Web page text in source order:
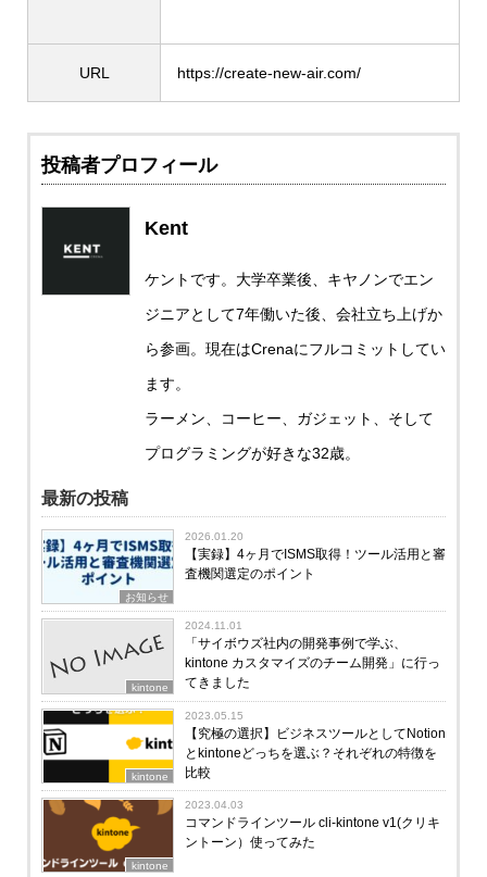
URL https://create-new-air.com/
投稿者プロフィール
Kent
ケントです。大学卒業後、キヤノンでエン
ジニアとして7年働いた後、会社立ち上げか
ら参画。現在はCrenaにフルコミットしてい
ます。
ラーメン、コーヒー、ガジェット、そして
プログラミングが好きな32歳。
最新の投稿
お知らせ
2026.01.20
【実録】4ヶ月でISMS取得！ツール活用と審
査機関選定のポイント
kintone
2024.11.01
「サイボウズ社内の開発事例で学ぶ、
kintone カスタマイズのチーム開発」に行っ
てきました
kintone
2023.05.15
【究極の選択】ビジネスツールとしてNotion
とkintoneどっちを選ぶ？それぞれの特徴を
比較
kintone
2023.04.03
コマンドラインツール cli-kintone v1(クリキ
ントーン）使ってみた